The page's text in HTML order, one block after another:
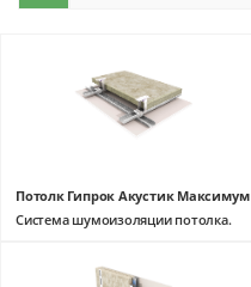
Потолк Гипрок Акустик Максимум
Система шумоизоляции потолка.